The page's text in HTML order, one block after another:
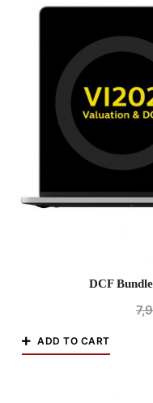
DCF
ADD TO CART